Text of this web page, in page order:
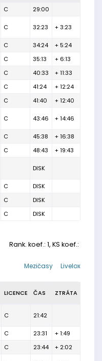
C 29:00
C 32:23 + 3:23
C 34:24
+ 5:24
C 35:13
+ 6:13
C 40:33
+ 11:33
C 41:24
+ 12:24
C 41:40 + 12:40
C 43:46 + 14:46
C 45:38
+ 16:38
C 48:43
+ 19:43
DISK
C
DISK
C
DISK
C DISK
Rank. koef.: 1, KS koef.:
Livelox
Mezičasy
LICENCE ČAS ZTRÁTA
C 21:42
C 23:31
+ 1:49
C 23:44 + 2:02